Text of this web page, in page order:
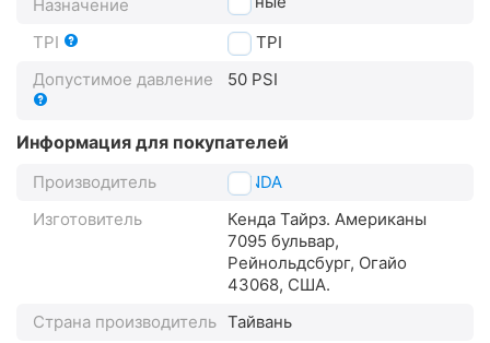
Назначение
TPI
30 TPI
Допустимое давление
50 PSI
Информация для покупателей
Производитель
KENDA
Изготовитель
Кенда Тайрз. Американы
7095 бульвар,
Рейнольдсбург, Огайо
43068, США.
Страна производитель Тайвань